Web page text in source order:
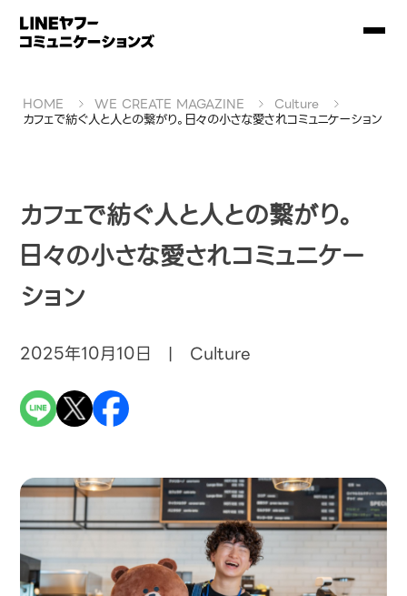
HOME WE CREATE MAGAZINE
Culture
カフェで紡ぐ人と人との繋がり。日々の小さな愛されコミュニケーション
カフェで紡ぐ人と人との繋がり。
日々の小さな愛されコミュニケー
ション
2025年10月10日 | Culture